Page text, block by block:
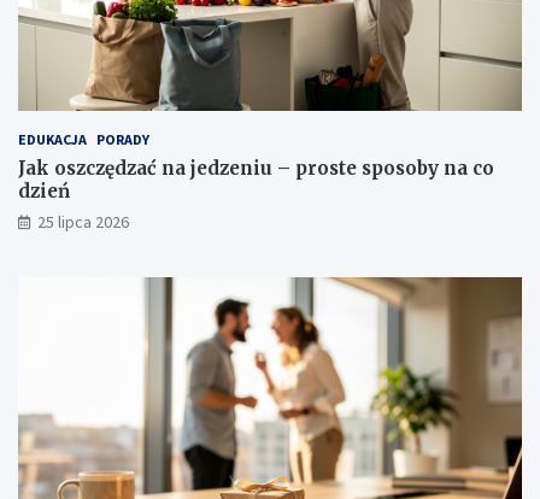
EDUKACJA PORADY
Jak oszczędzać na jedzeniu – proste sposoby na co
dzień
25 lipca 2026